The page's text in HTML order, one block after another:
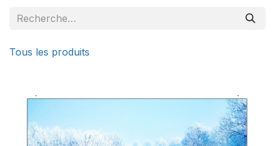
Tous les produits